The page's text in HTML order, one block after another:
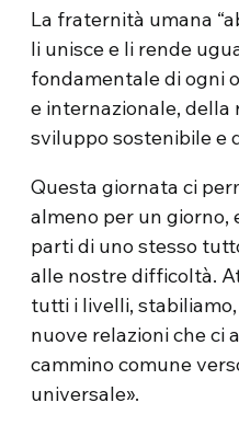
La fraternità umana
li unisce e li rende
fondamentale di ogni
e internazionale, della
sviluppo sostenibile e
Questa giornata ci
almeno per un giorno,
parti di uno stesso
alle nostre difficoltà.
tutti i livelli,
nuove relazioni che ci
cammino comune
universale».